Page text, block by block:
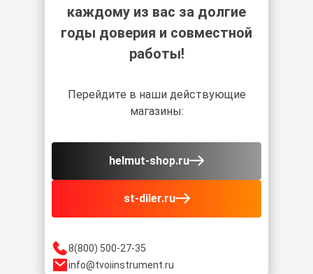
8(800) 500-27-35
info@tvoiinstrument.ru
каждому из вас за долгие
годы доверия и совместной
работы!
Перейдите в наши действующие
магазины:
helmut-shop.ru
st-diler.ru